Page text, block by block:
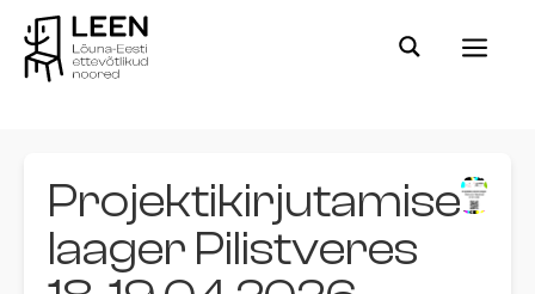
a
Projektikirjutamise
laager Pilistveres